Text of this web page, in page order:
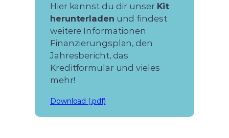
Hier kannst du dir unser Kit
herunterladen und findest
weitere Informationen
Finanzierungsplan, den
Jahresbericht, das
Kreditformular und vieles
mehr!
Download (.pdf)